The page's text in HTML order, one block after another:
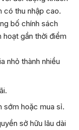
có thu nhập cao.
bố chính sách
hoạt gần thời điểm
nhỏ thành nhiều
sớm hoặc mua sỉ.
sở hữu lâu dài